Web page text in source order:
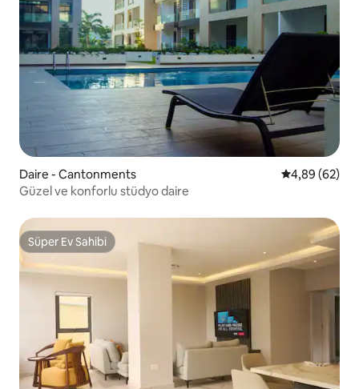
Daire - Cantonments 5 üzerinden
4,89 (62)
Güzel ve konforlu stüdyo daire
Süper Ev Sahibi
Süper Ev Sahibi